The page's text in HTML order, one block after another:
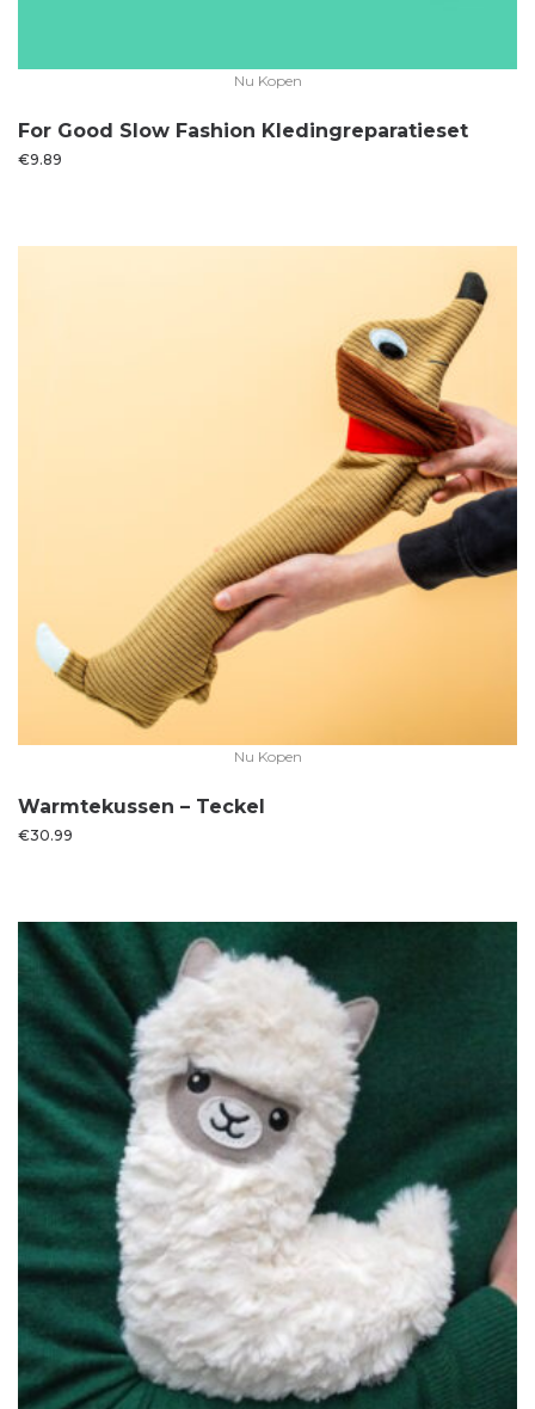
Nu Kopen
For Good Slow Fashion Kledingreparatieset
€9.89
Nu Kopen
Warmtekussen – Teckel
€30.99